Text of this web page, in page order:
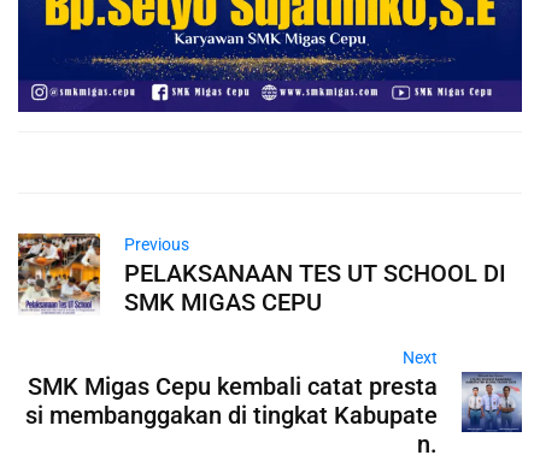
Previous
PELAKSANAAN TES UT SCHOOL DI
SMK MIGAS CEPU
Next
SMK Migas Cepu kembali catat presta
si membanggakan di tingkat Kabupate
n.